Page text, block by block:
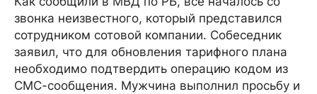
звонка неизвестного, который представился
сотрудником сотовой компании. Собеседник
заявил, что для обновления тарифного плана
необходимо подтвердить операцию кодом из
СМС-сообщения. Мужчина выполнил просьбу и